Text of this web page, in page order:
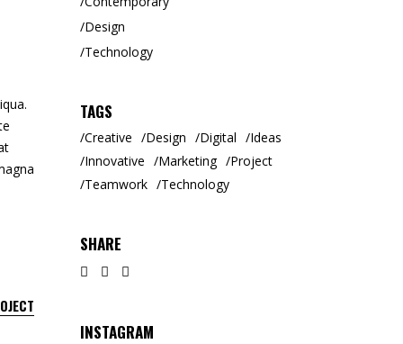
Design
Technology
TAGS
Creative Design Digital
Ideas
Innovative
Marketing
Project
Teamwork
Technology
SHARE
INSTAGRAM